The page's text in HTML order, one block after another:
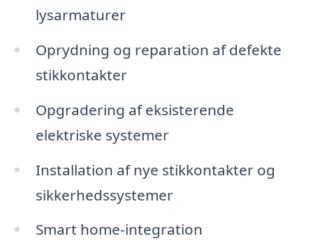
lysarmaturer
Oprydning og reparation af defekte
stikkontakter
Opgradering af eksisterende
elektriske systemer
Installation af nye stikkontakter og
sikkerhedssystemer
Smart home-integration